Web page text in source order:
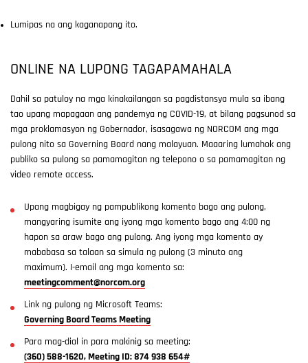
Lumipas na ang kaganapang ito.
ONLINE NA LUPONG TAGAPAMAHALA
Dahil sa patuloy na mga kinakailangan sa pagdistansya mula sa ibang
tao upang mapagaan ang pandemya ng COVID-19, at bilang pagsunod sa
mga proklamasyon ng Gobernador, isasagawa ng NORCOM ang mga
pulong nito sa Governing Board nang malayuan. Maaaring lumahok ang
publiko sa pulong sa pamamagitan ng telepono o sa pamamagitan ng
video remote access.
Upang magbigay ng pampublikong komento bago ang pulong,
mangyaring isumite ang iyong mga komento bago ang 4:00 ng
hapon sa araw bago ang pulong. Ang iyong mga komento ay
mababasa sa talaan sa simula ng pulong (3 minuto ang
maximum). I-email ang mga komento sa:
meetingcomment@norcom.org
Link ng pulong ng Microsoft Teams:
Governing Board Teams Meeting
Para mag-dial in para makinig sa meeting:
(360) 588-1620, Meeting ID: 874 938 654#